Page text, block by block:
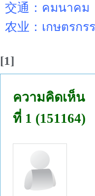
交通：คมนาคม
农业：เกษตรกร
[1]
ความคิดเห็น
ที่ 1 (151164)